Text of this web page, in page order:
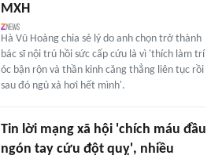
MXH
Hà Vũ Hoàng chia sẻ lý do anh chọn trở thành
bác sĩ nội trú hồi sức cấp cứu là vì 'thích làm trí
óc bận rộn và thần kinh căng thẳng liên tục rồi
sau đó ngủ xả hơi hết mình'.
Tin lời mạng xã hội 'chích máu đầu
ngón tay cứu đột quỵ', nhiều